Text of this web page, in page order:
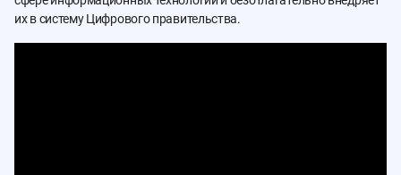
их в систему Цифрового правительства.